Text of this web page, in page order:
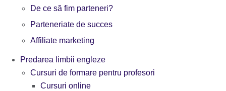
De ce să fim parteneri?
Parteneriate de succes
Affiliate marketing
Predarea limbii engleze
Cursuri de formare pentru profesori
Cursuri online